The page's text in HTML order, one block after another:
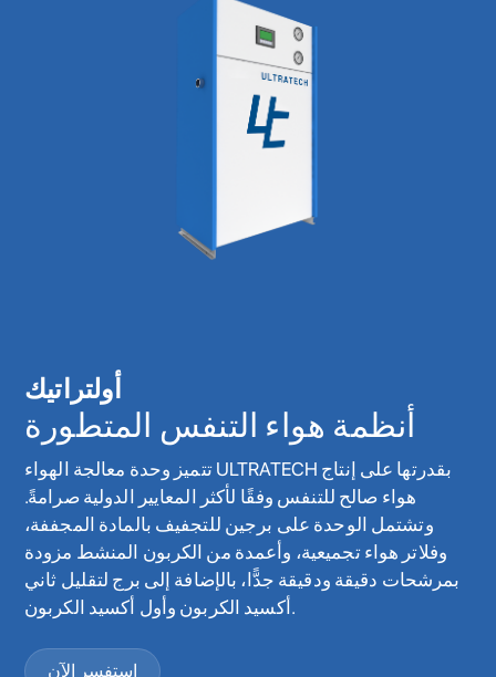
أولتراتيك
أنظمة هواء التنفس المتطورة
تتميز وحدة معالجة الهواء ULTRATECH بقدرتها على إنتاج
هواء صالح للتنفس وفقًا لأكثر المعايير الدولية صرامةً.
وتشتمل الوحدة على برجين للتجفيف بالمادة المجففة،
وفلاتر هواء تجميعية، وأعمدة من الكربون المنشط مزودة
بمرشحات دقيقة ودقيقة جدًّا، بالإضافة إلى برج لتقليل ثاني
أكسيد الكربون وأول أكسيد الكربون.
استفسر الآن